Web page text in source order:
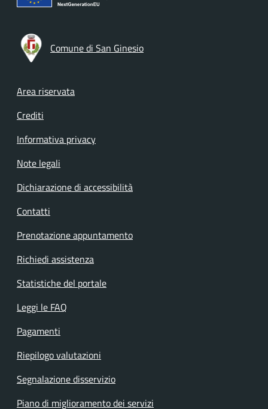
Comune di San Ginesio
Footer menu
Area riservata
Crediti
Informativa privacy
Note legali
Dichiarazione di accessibilità
Contatti
Prenotazione appuntamento
Richiedi assistenza
Statistiche del portale
Leggi le FAQ
Pagamenti
Riepilogo valutazioni
Segnalazione disservizio
Piano di miglioramento dei servizi